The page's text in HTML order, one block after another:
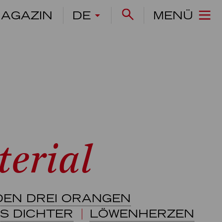
DE MENÜ
DREI ORANGEN
DICHTER
LÖWENHERZEN